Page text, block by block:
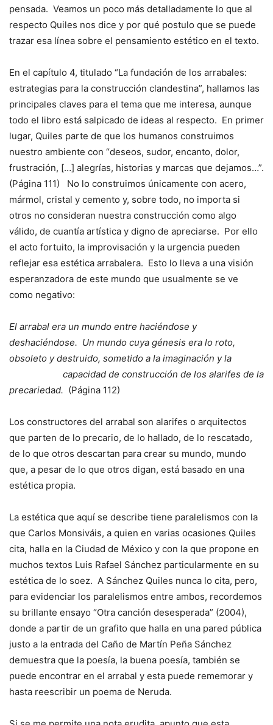
pensada. Veamos un poco más detalladamente lo que al
respecto Quiles nos dice y por qué postulo que se puede
trazar esa línea sobre el pensamiento estético en el texto.
En el capítulo 4, titulado “La fundación de los arrabales:
estrategias para la construcción clandestina”, hallamos las
principales claves para el tema que me interesa, aunque
todo el libro está salpicado de ideas al respecto. En primer
lugar, Quiles parte de que los humanos construimos
nuestro ambiente con “deseos, sudor, encanto, dolor,
frustración, […] alegrías, historias y marcas que dejamos…”.
(Página 111) No lo construimos únicamente con acero,
mármol, cristal y cemento y, sobre todo, no importa si
otros no consideran nuestra construcción como algo
válido, de cuantía artística y digno de apreciarse. Por ello
el acto fortuito, la improvisación y la urgencia pueden
reflejar esa estética arrabalera. Esto lo lleva a una visión
esperanzadora de este mundo que usualmente se ve
como negativo:
El arrabal era un mundo entre haciéndose y
deshaciéndose. Un mundo cuya génesis era lo roto,
obsoleto y destruido, sometido a la imaginación y la
capacidad de construcción de los alarifes de la
precariedad. (Página 112)
Los constructores del arrabal son alarifes o arquitectos
que parten de lo precario, de lo hallado, de lo rescatado,
de lo que otros descartan para crear su mundo, mundo
que, a pesar de lo que otros digan, está basado en una
estética propia.
La estética que aquí se describe tiene paralelismos con la
que Carlos Monsiváis, a quien en varias ocasiones Quiles
cita, halla en la Ciudad de México y con la que propone en
muchos textos Luis Rafael Sánchez particularmente en su
estética de lo soez. A Sánchez Quiles nunca lo cita, pero,
para evidenciar los paralelismos entre ambos, recordemos
su brillante ensayo “Otra canción desesperada” (2004),
donde a partir de un grafito que halla en una pared pública
justo a la entrada del Caño de Martín Peña Sánchez
demuestra que la poesía, la buena poesía, también se
puede encontrar en el arrabal y esta puede rememorar y
hasta reescribir un poema de Neruda.